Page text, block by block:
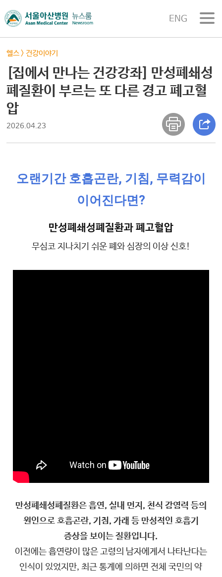
ENG
헬스 > 건강이야기
[집에서 만나는 건강강좌] 만성폐쇄성
폐질환이 부르는 또 다른 경고 폐고혈
압
2026.04.23
오랜기간 호흡곤란, 기침, 무력감이
이어진다면?
만성폐쇄성폐질환과 폐고혈압
무심코 지나치기 쉬운 폐와 심장의 이상 신호!
만성폐쇄성폐질환은 흡연, 실내 먼지, 천식 감염력 등의
원인으로 호흡곤란, 기침, 가래 등 만성적인 호흡기
증상을 보이는 질환입니다.
이전에는 흡연량이 많은 고령의 남자에게서 나타난다는
인식이 있었지만, 최근 통계에 의하면 전체 국민의 약